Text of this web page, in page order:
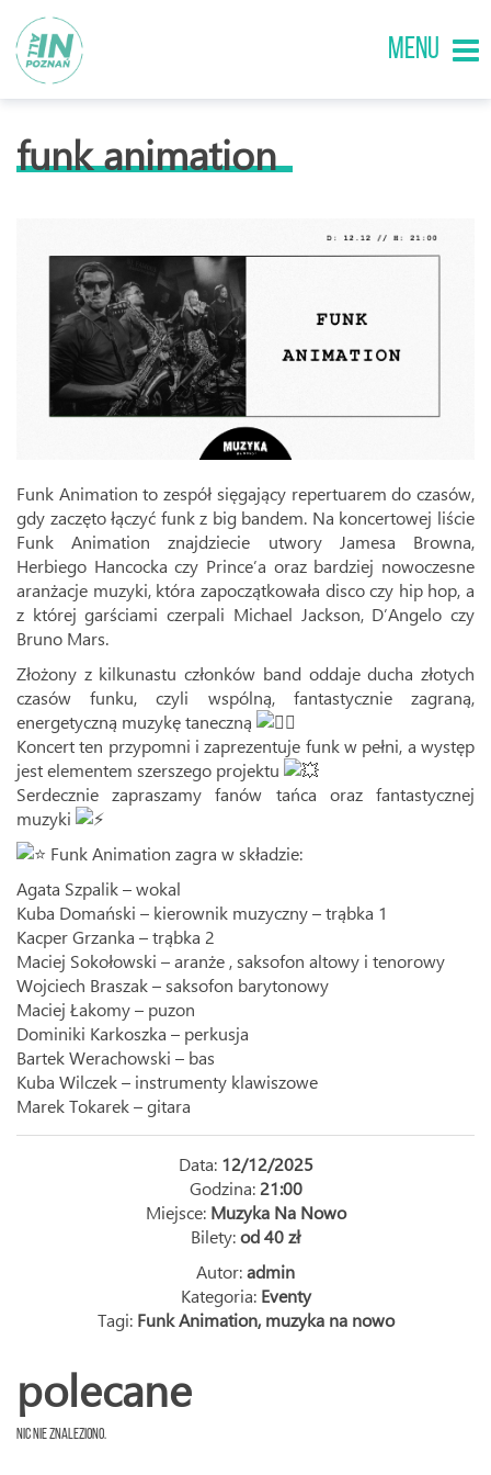
MENU
funk animation
Funk Animation to zespół sięgający repertuarem do czasów,
gdy zaczęto łączyć funk z big bandem. Na koncertowej liście
Funk Animation znajdziecie utwory Jamesa Browna,
Herbiego Hancocka czy Prince’a oraz bardziej nowoczesne
aranżacje muzyki, która zapoczątkowała disco czy hip hop, a
z której garściami czerpali Michael Jackson, D’Angelo czy
Bruno Mars.
Złożony z kilkunastu członków band oddaje ducha złotych
czasów funku, czyli wspólną, fantastycznie zagraną,
energetyczną muzykę taneczną
Koncert ten przypomni i zaprezentuje funk w pełni, a występ
jest elementem szerszego projektu
Serdecznie zapraszamy fanów tańca oraz fantastycznej
muzyki
Funk Animation zagra w składzie:
Agata Szpalik – wokal
Kuba Domański – kierownik muzyczny – trąbka 1
Kacper Grzanka – trąbka 2
Maciej Sokołowski – aranże , saksofon altowy i tenorowy
Wojciech Braszak – saksofon barytonowy
Maciej Łakomy – puzon
Dominiki Karkoszka – perkusja
Bartek Werachowski – bas
Kuba Wilczek – instrumenty klawiszowe
Marek Tokarek – gitara
Data: 12/12/2025
Godzina: 21:00
Miejsce: Muzyka Na Nowo
Bilety:od 40 zł
Autor:admin
Kategoria: Eventy
Tagi: Funk Animation, muzyka na nowo
polecane
Nic nie znaleziono.